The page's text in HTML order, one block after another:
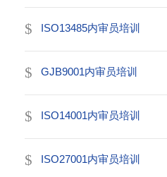
ISO13485内审员培训
GJB9001内审员培训
ISO14001内审员培训
ISO27001内审员培训